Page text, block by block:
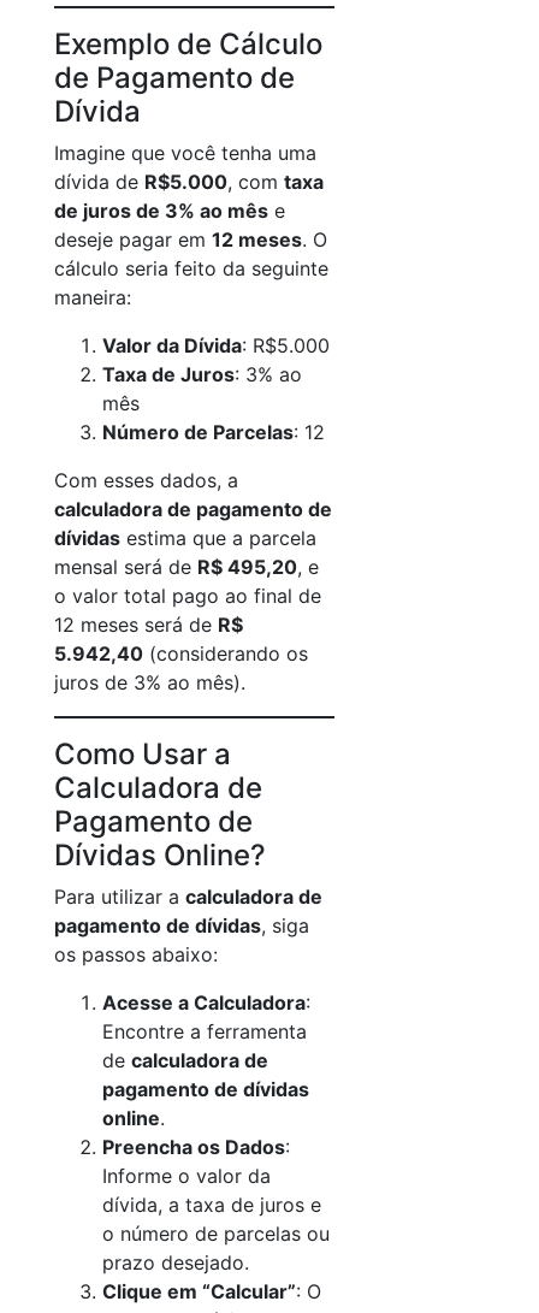
Exemplo de Cálculo
de Pagamento de
Dívida
Imagine que você tenha uma
dívida de R$5.000, com taxa
de juros de 3% ao mês e
deseje pagar em 12 meses. O
cálculo seria feito da seguinte
maneira:
Valor da Dívida: R$5.000
Taxa de Juros: 3% ao
mês
Número de Parcelas: 12
Com esses dados, a
calculadora de pagamento de
dívidas estima que a parcela
mensal será de R$ 495,20, e
o valor total pago ao final de
12 meses será de R$
5.942,40 (considerando os
juros de 3% ao mês).
Como Usar a
Calculadora de
Pagamento de
Dívidas Online?
Para utilizar a calculadora de
pagamento de dívidas, siga
os passos abaixo:
Acesse a Calculadora:
Encontre a ferramenta
de calculadora de
pagamento de dívidas
online.
Preencha os Dados:
Informe o valor da
dívida, a taxa de juros e
o número de parcelas ou
prazo desejado.
Clique em “Calcular”: O